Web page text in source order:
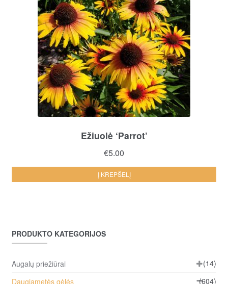
Ežiuolė ‘Parrot’
€5.00
Į KREPŠELĮ
PRODUKTO KATEGORIJOS
Augalų priežiūrai
(14)
Daugiametės gėlės
(604)